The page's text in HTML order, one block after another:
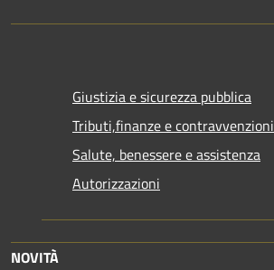
Giustizia e sicurezza pubblica
Tributi,finanze e contravvenzioni
Salute, benessere e assistenza
Autorizzazioni
NOVITÀ